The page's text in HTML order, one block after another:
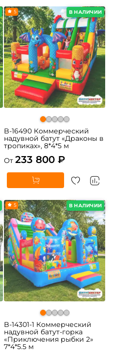
В НАЛИЧИИ
5
B-16490 Коммерческий
надувной батут «Драконы в
тропиках», 8*4*5 м
От 233 800 ₽
В НАЛИЧИИ
5
B-14301-1 Коммерческий
надувной батут-горка
«Приключения рыбки 2»
7*4*5.5 м